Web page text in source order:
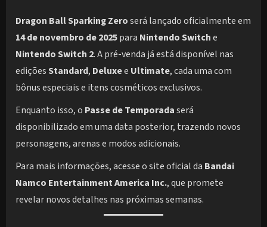
Dragon Ball Sparking Zeroserá lançado oficialmente em
14 de novembro de 2025para Nintendo Switche
Nintendo Switch 2. A pré-venda já está disponível nas
ediçõesStandard, Deluxee Ultimate, cada uma com
bônus especiais e itens cosméticos exclusivos.
Enquanto isso, o Passe de Temporadaserá
disponibilizado em uma data posterior, trazendo novos
personagens, arenas e modos adicionais.
Para mais informações, acesse o site oficial da Bandai
Namco Entertainment America Inc., que promete
revelar novos detalhes nas próximas semanas.